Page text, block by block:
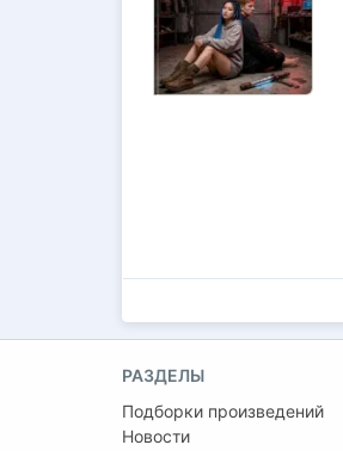
РАЗДЕЛЫ
Подборки произведений
Новости